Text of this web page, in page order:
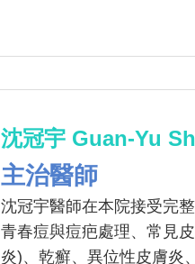
沈冠宇 Guan-Yu
主治醫師
沈冠宇醫師在本院接受完
青春痘與痘疤處理、常見
炎)、乾癬、異位性皮膚炎